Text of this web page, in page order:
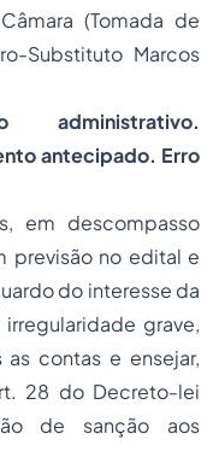
(Tomada de
Substituto Marcos
administrativo.
antecipado. Erro
em descompasso
previsão no edital e
do interesse da
grave,
contas e ensejar,
28 do Decreto-lei
de sanção aos